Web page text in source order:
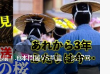
！地本問屋VS蔦重： 第17回